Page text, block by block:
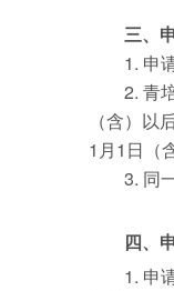
三、
1. 申
2. 青
（含）
1月1日（
3. 同
四、
1. 申